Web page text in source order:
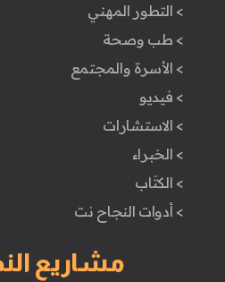
> التطور المهني
> طب وصحة
> الأسرة والمجتمع
> فيديو
> الاستشارات
> الخبراء
> الكتَاب
> أدوات النجاح نت
مشاريع